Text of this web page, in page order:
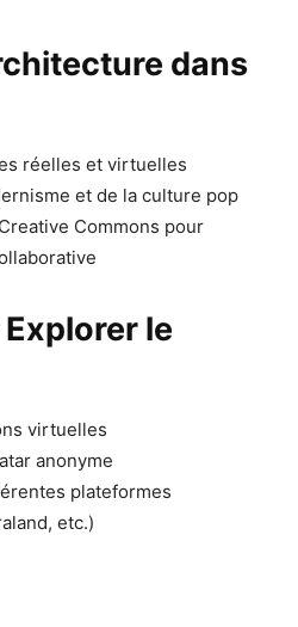
dans
réelles et virtuelles
et de la culture pop
Commons pour
le
virtuelles
anonyme
plateformes
etc.)